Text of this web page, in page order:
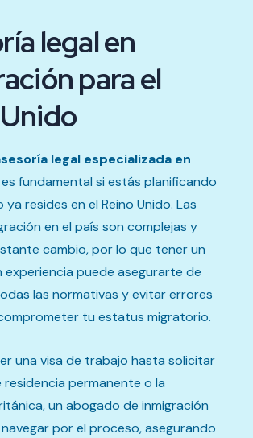
legal en
para el
legal especializada en
es fundamental si estás planificando
resides en el Reino Unido. Las
en el país son complejas y
cambio, por lo que tener un
puede asegurarte de
las normativas y evitar errores
tu estatus migratorio.
una visa de trabajo hasta solicitar
residencia permanente o la
un abogado de inmigración
por el proceso, asegurando